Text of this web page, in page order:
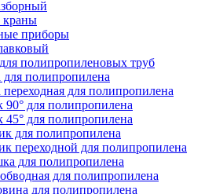
краны
приборы
полипропиленовых труб
полипропилена
для полипропилена
90° для полипропилена
45° для полипропилена
для полипропилена
переходной для полипропилена
для полипропилена
для полипропилена
для полипропилена